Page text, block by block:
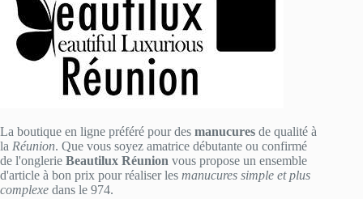
La boutique en ligne préféré pour des manucures de qualité à
la Réunion. Que vous soyez amatrice débutante ou confirmé
de l'onglerie Beautilux Réunion vous propose un ensemble
d'article à bon prix pour réaliser les manucures simple et plus
complexe dans le 974.